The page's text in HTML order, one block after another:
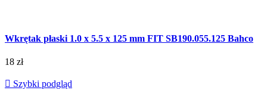
Wkrętak płaski 1.0 x 5.5 x 125 mm FIT SB190.055.125 Bahco
18 zł
 Szybki podgląd